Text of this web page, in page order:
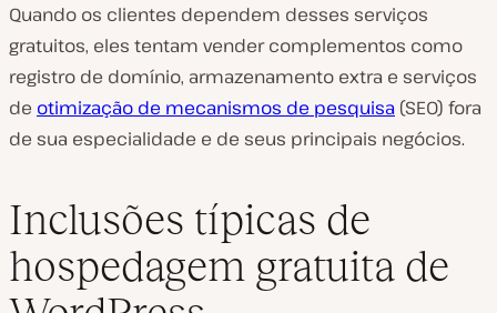
Quando os clientes dependem desses serviços
gratuitos, eles tentam vender complementos como
registro de domínio, armazenamento extra e serviços
de otimização de mecanismos de pesquisa (SEO) fora
de sua especialidade e de seus principais negócios.
Inclusões típicas de
hospedagem gratuita de